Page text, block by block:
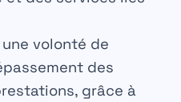
volonté de
des
grâce à